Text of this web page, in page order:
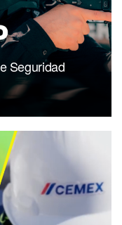
Seguridad